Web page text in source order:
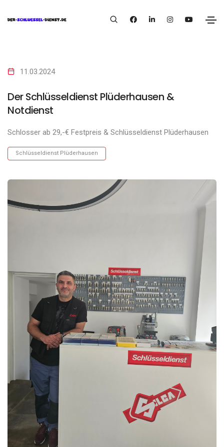
11.03.2024
Der Schlüsseldienst Plüderhausen &
Notdienst
Schlosser ab 29,-€ Festpreis & Schlüsseldienst Plüderhausen
Schlüsseldienst Plüderhausen